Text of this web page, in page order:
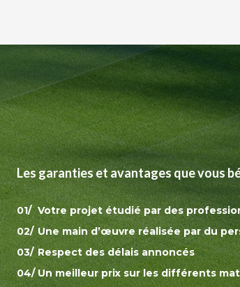
Les garanties et avantages que vous
Votre projet étudié par des
Une main d’œuvre réalisée par du
Respect des délais annoncés
Un meilleur prix sur les différents